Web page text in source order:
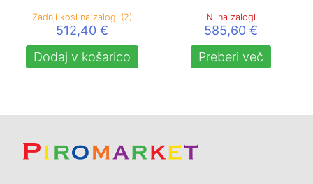
Zadnji kosi na zalogi (2)
512,40€
Dodaj v košarico
Ni na zalogi
585,60 €
Preberi več